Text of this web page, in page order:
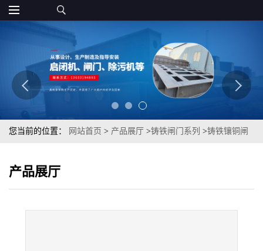
您当前的位置： 网站首页 > 产品展厅 >铸铁闸门系列 >铸铁镶铜闸
产品展厅